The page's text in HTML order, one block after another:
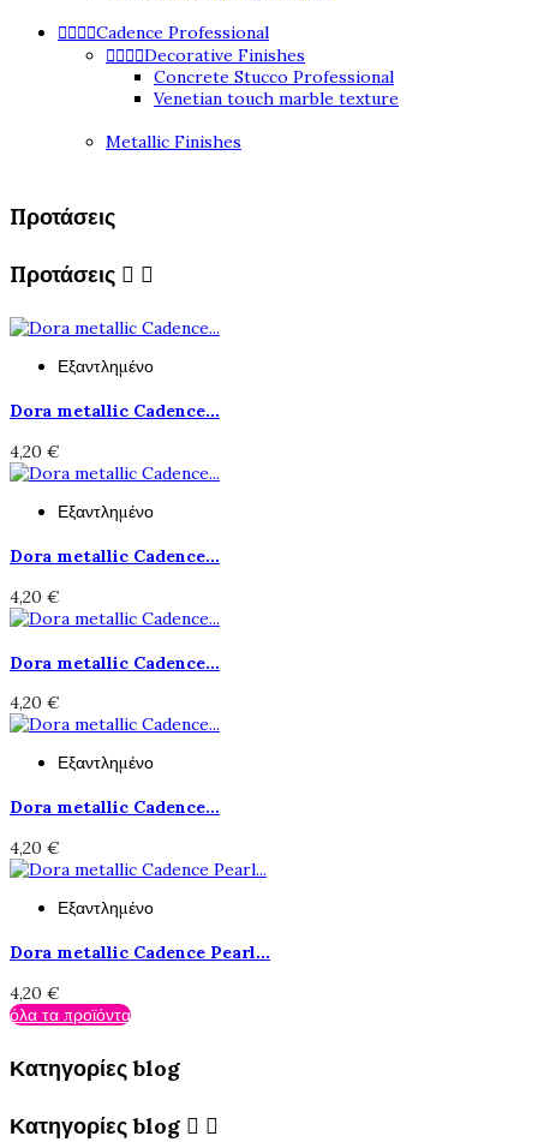
Cadence Professional
Decorative Finishes
Concrete Stucco Professional
Venetian touch marble texture
Metallic Finishes
Προτάσεις
Προτάσεις  
Εξαντλημένο
Dora metallic Cadence...
4,20 €
Εξαντλημένο
Dora metallic Cadence...
4,20 €
Dora metallic Cadence...
4,20 €
Εξαντλημένο
Dora metallic Cadence...
4,20 €
Εξαντλημένο
Dora metallic Cadence Pearl...
4,20 €
όλα τα προϊόντα
Κατηγορίες blog
Κατηγορίες blog  